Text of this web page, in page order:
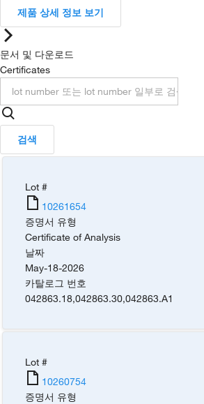
제품 상세 정보 보기
문서 및 다운로드
Certificates
검색
Lot #
10261654
증명서 유형
Certificate of Analysis
날짜
May-18-2026
카탈로그 번호
042863.18,042863.30,042863.A1
Lot #
10260754
증명서 유형